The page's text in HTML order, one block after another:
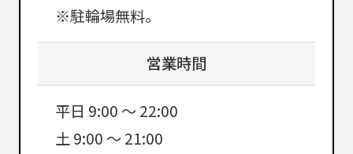
※駐輪場無料。
営業時間
平日 9:00 ～ 22:00
土 9:00 ～ 21:00